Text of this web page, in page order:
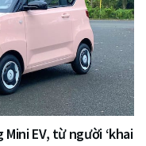
EV, từ người ‘khai